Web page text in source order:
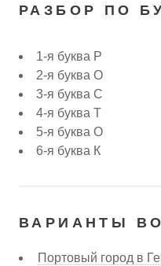
РАЗБОР ПО
1-я буква Р
2-я буква О
3-я буква С
4-я буква Т
5-я буква О
6-я буква К
ВАРИАНТЫ
Портовый город в